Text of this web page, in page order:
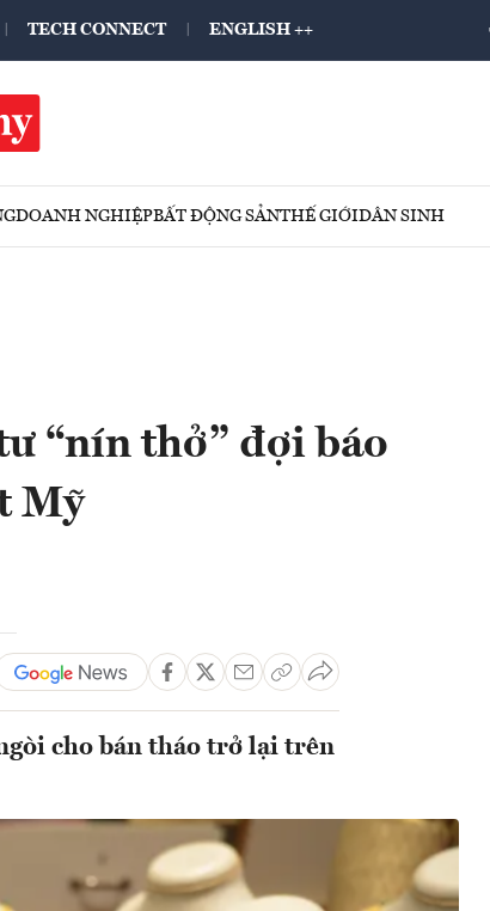
TECH CONNECT ENGLISH ++
DOANH NGHIỆPBẤT ĐỘNG SẢNTHẾ GIỚIDÂN SINH
“nín thở” đợi báo
Mỹ
cho bán tháo trở lại trên